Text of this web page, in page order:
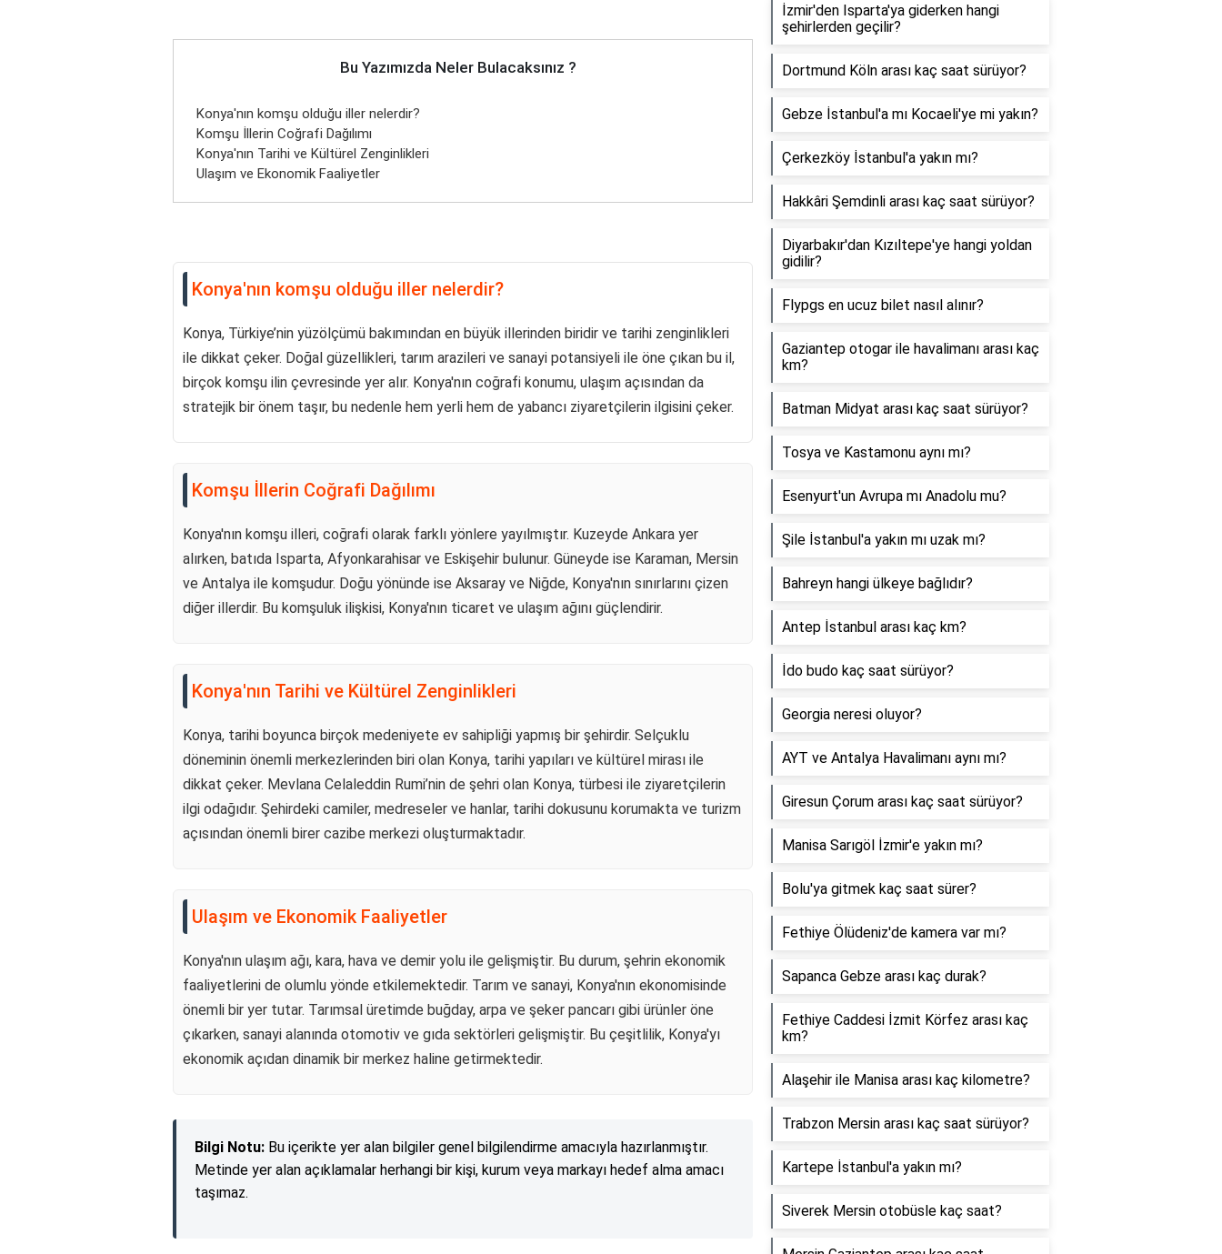
Bu Yazımızda Neler Bulacaksınız ?
Konya'nın komşu olduğu iller nelerdir?
Komşu İllerin Coğrafi Dağılımı
Konya'nın Tarihi ve Kültürel Zenginlikleri
Ulaşım ve Ekonomik Faaliyetler
Konya'nın komşu olduğu iller nelerdir?
Konya, Türkiye’nin yüzölçümü bakımından en büyük illerinden biridir ve tarihi zenginlikleri
ile dikkat çeker. Doğal güzellikleri, tarım arazileri ve sanayi potansiyeli ile öne çıkan bu il,
birçok komşu ilin çevresinde yer alır. Konya'nın coğrafi konumu, ulaşım açısından da
stratejik bir önem taşır, bu nedenle hem yerli hem de yabancı ziyaretçilerin ilgisini çeker.
Komşu İllerin Coğrafi Dağılımı
Konya'nın komşu illeri, coğrafi olarak farklı yönlere yayılmıştır. Kuzeyde Ankara yer
alırken, batıda Isparta, Afyonkarahisar ve Eskişehir bulunur. Güneyde ise Karaman, Mersin
ve Antalya ile komşudur. Doğu yönünde ise Aksaray ve Niğde, Konya'nın sınırlarını çizen
diğer illerdir. Bu komşuluk ilişkisi, Konya'nın ticaret ve ulaşım ağını güçlendirir.
Konya'nın Tarihi ve Kültürel Zenginlikleri
Konya, tarihi boyunca birçok medeniyete ev sahipliği yapmış bir şehirdir. Selçuklu
döneminin önemli merkezlerinden biri olan Konya, tarihi yapıları ve kültürel mirası ile
dikkat çeker. Mevlana Celaleddin Rumi’nin de şehri olan Konya, türbesi ile ziyaretçilerin
ilgi odağıdır. Şehirdeki camiler, medreseler ve hanlar, tarihi dokusunu korumakta ve turizm
açısından önemli birer cazibe merkezi oluşturmaktadır.
Ulaşım ve Ekonomik Faaliyetler
Konya'nın ulaşım ağı, kara, hava ve demir yolu ile gelişmiştir. Bu durum, şehrin ekonomik
faaliyetlerini de olumlu yönde etkilemektedir. Tarım ve sanayi, Konya'nın ekonomisinde
önemli bir yer tutar. Tarımsal üretimde buğday, arpa ve şeker pancarı gibi ürünler öne
çıkarken, sanayi alanında otomotiv ve gıda sektörleri gelişmiştir. Bu çeşitlilik, Konya'yı
ekonomik açıdan dinamik bir merkez haline getirmektedir.
Bilgi Notu: Bu içerikte yer alan bilgiler genel bilgilendirme amacıyla hazırlanmıştır.
Metinde yer alan açıklamalar herhangi bir kişi, kurum veya markayı hedef alma amacı
taşımaz.
İzmir'den Isparta'ya giderken hangi
şehirlerden geçilir?
Dortmund Köln arası kaç saat sürüyor?
Gebze İstanbul'a mı Kocaeli'ye mi yakın?
Çerkezköy İstanbul'a yakın mı?
Hakkâri Şemdinli arası kaç saat sürüyor?
Diyarbakır'dan Kızıltepe'ye hangi yoldan
gidilir?
Flypgs en ucuz bilet nasıl alınır?
Gaziantep otogar ile havalimanı arası kaç
km?
Batman Midyat arası kaç saat sürüyor?
Tosya ve Kastamonu aynı mı?
Esenyurt'un Avrupa mı Anadolu mu?
Şile İstanbul'a yakın mı uzak mı?
Bahreyn hangi ülkeye bağlıdır?
Antep İstanbul arası kaç km?
İdo budo kaç saat sürüyor?
Georgia neresi oluyor?
AYT ve Antalya Havalimanı aynı mı?
Giresun Çorum arası kaç saat sürüyor?
Manisa Sarıgöl İzmir'e yakın mı?
Bolu'ya gitmek kaç saat sürer?
Fethiye Ölüdeniz'de kamera var mı?
Sapanca Gebze arası kaç durak?
Fethiye Caddesi İzmit Körfez arası kaç
km?
Alaşehir ile Manisa arası kaç kilometre?
Trabzon Mersin arası kaç saat sürüyor?
Kartepe İstanbul'a yakın mı?
Siverek Mersin otobüsle kaç saat?